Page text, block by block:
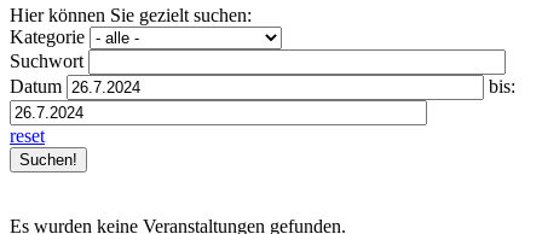
Hier können Sie gezielt suchen:
Kategorie
Suchwort
Datum
bis:
reset
Es wurden keine Veranstaltungen gefunden.